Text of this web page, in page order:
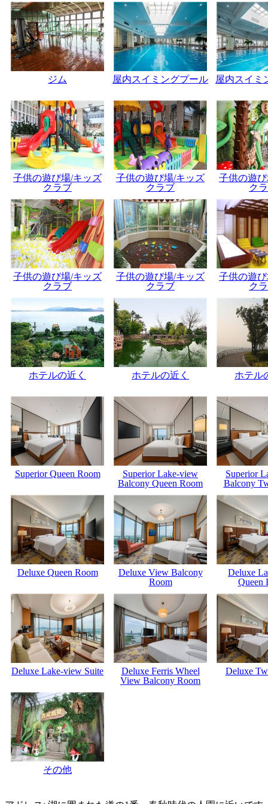
ジム 屋内スイミングプール 屋内スイミ
子供の遊び場/キッズ
クラブ
子供の遊び場/キッズ
クラブ
子供の遊
ク
子供の遊び場/キッズ
クラブ
子供の遊び場/キッズ
クラブ
子供の遊
ク
ホテルの近く ホテルの近く ホテル
Superior Queen Room
Superior Lake-view
Balcony Queen Room
Superior
Balcony
Deluxe Queen Room
Deluxe View Balcony
Room
Deluxe
Queen
Deluxe Lake-view Suite
Deluxe Ferris Wheel
View Balcony Room
Deluxe
その他